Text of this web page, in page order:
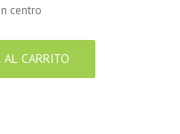
centro
AL CARRITO